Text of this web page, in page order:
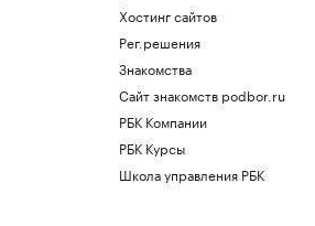
Хостинг сайтов
Рег.решения
Знакомства
Сайт знакомств podbor.ru
РБК Компании
РБК Курсы
Школа управления РБК